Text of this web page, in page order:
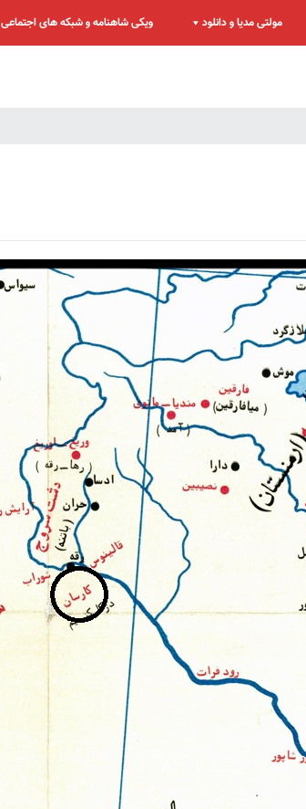
مولتی مدیا و دانلود ویکی شاهنامه و شبکه های اجتماعی